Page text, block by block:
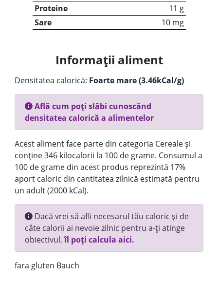
Proteine
11 g
Sare
10 mg
Informații aliment
Densitatea calorică: Foarte mare (3.46kCal/g)
Află cum poți slăbi cunoscând
densitatea calorică a alimentelor
Acest aliment face parte din categoria Cereale și
conține 346 kilocalorii la 100 de grame. Consumul a
100 de grame din acest produs reprezintă 17%
aport caloric din cantitatea zilnică estimată pentru
un adult (2000 kCal).
Dacă vrei să afli necesarul tău caloric și de
câte calorii ai nevoie zilnic pentru a-ți atinge
obiectivul,îl poți calcula aici.
fara gluten Bauch